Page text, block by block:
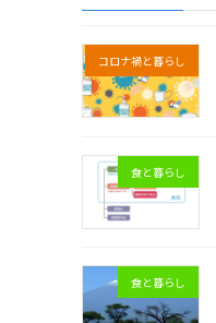
コロナ禍と暮らし
食と暮らし
食と暮らし